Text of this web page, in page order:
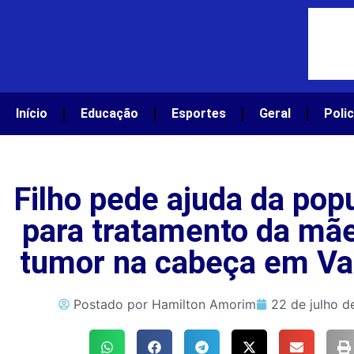
Início Educação Esportes Geral
Filho pede ajuda da
para tratamento da
tumor na cabeça em
Postado por Hamilton Amorim 22 de julho